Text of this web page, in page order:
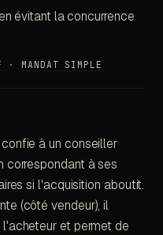
évitant la concurrence
· MANDAT SIMPLE
à un conseiller
correspondant à ses
si l'acquisition aboutit.
(côté vendeur), il
et permet de